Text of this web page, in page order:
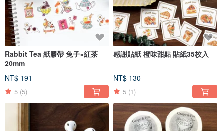
Rabbit Tea 紙膠帶 兔子×紅茶
20mm
NT$ 191
5 (5)
感謝貼紙 橙味甜點 貼紙35枚入
NT$ 130
5 (1)